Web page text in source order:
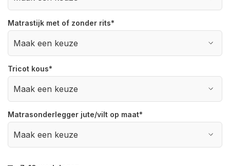
Matrastijk met of zonder rits*
Tricot kous*
Matrasonderlegger jute/vilt op maat*